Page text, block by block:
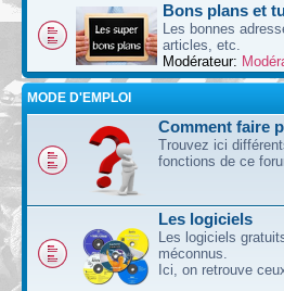
Bons plans et
Les bonnes
articles, etc.
Modérateur:
MODE D'EMPLOI
Comment faire
Trouvez ici
fonctions de ce
Les logiciels
Les logiciels
méconnus.
Ici, on retrouve